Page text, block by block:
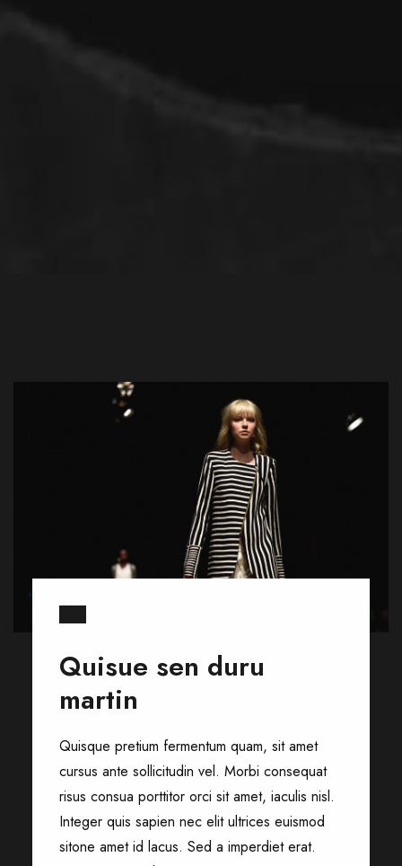
Quisue sen duru
martin
Quisque pretium fermentum quam, sit amet
cursus ante sollicitudin vel. Morbi consequat
risus consua porttitor orci sit amet, iaculis nisl.
Integer quis sapien nec elit ultrices euismod
sitone amet id lacus. Sed a imperdiet erat.